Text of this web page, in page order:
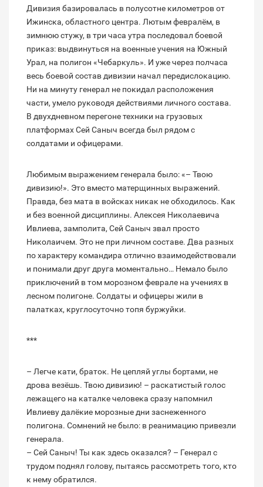
Дивизия базировалась в полусотне километров от
Ижинска, областного центра. Лютым февралём, в
зимнюю стужу, в три часа утра последовал боевой
приказ: выдвинуться на военные учения на Южный
Урал, на полигон «Чебаркуль». И уже через полчаса
весь боевой состав дивизии начал передислокацию.
Ни на минуту генерал не покидал расположения
части, умело руководя действиями личного состава.
В двухдневном перегоне техники на грузовых
платформах Сей Саныч всегда был рядом с
солдатами и офицерами.
Любимым выражением генерала было: «– Твою
дивизию!». Это вместо матерщинных выражений.
Правда, без мата в войсках никак не обходилось. Как
и без военной дисциплины. Алексея Николаевича
Ивлиева, замполита, Сей Саныч звал просто
Николаичем. Это не при личном составе. Два разных
по характеру командира отлично взаимодействовали
и понимали друг друга моментально… Немало было
приключений в том морозном феврале на учениях в
лесном полигоне. Солдаты и офицеры жили в
палатках, круглосуточно топя буржуйки.
***
– Легче кати, браток. Не цепляй углы бортами, не
дрова везёшь. Твою дивизию! – раскатистый голос
лежащего на каталке человека сразу напомнил
Ивлиеву далёкие морозные дни заснеженного
полигона. Сомнений не было: в реанимацию привезли
генерала.
– Сей Саныч! Ты как здесь оказался? – Генерал с
трудом поднял голову, пытаясь рассмотреть того, кто
к нему обратился.